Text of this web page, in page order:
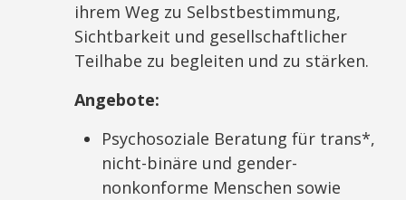
ihrem Weg zu Selbstbestimmung,
Sichtbarkeit und gesellschaftlicher
Teilhabe zu begleiten und zu stärken.
Angebote:
Psychosoziale Beratung für trans*,
nicht-binäre und gender-
nonkonforme Menschen sowie